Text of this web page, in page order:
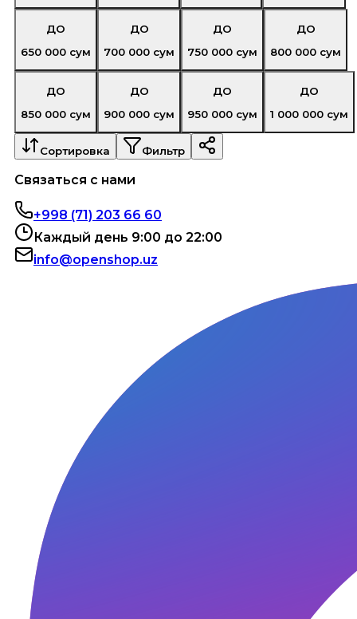
ДО
650 000 сум
ДО
700 000 сум
ДО
750 000 сум
ДО
800 000 сум
ДО
850 000 сум
ДО
900 000 сум
ДО
950 000 сум
ДО
1 000 000 сум
Сортировка Фильтр
Связаться с нами
+998 (71) 203 66 60
Каждый день 9:00 до 22:00
info@openshop.uz